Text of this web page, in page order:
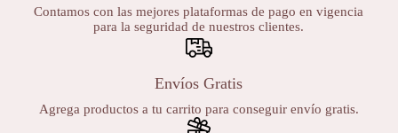
Contamos con las mejores plataformas de pago en vigencia
para la seguridad de nuestros clientes.
Envíos Gratis
Agrega productos a tu carrito para conseguir envío gratis.